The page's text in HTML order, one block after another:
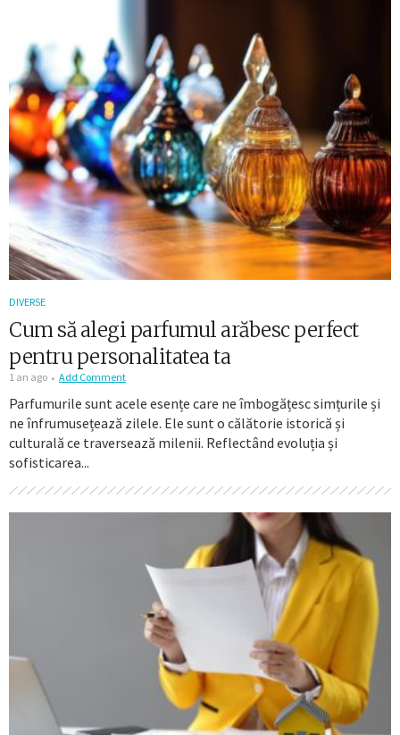
DIVERSE
Cum să alegi parfumul arăbesc perfect
pentru personalitatea ta
1 an ago Add Comment
Parfumurile sunt acele esențe care ne îmbogățesc simțurile și
ne înfrumusețează zilele. Ele sunt o călătorie istorică și
culturală ce traversează milenii. Reflectând evoluția și
sofisticarea...